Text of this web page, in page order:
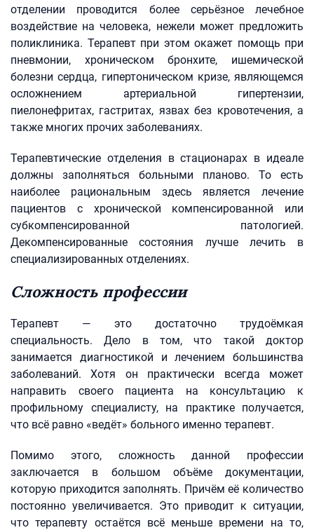
отделении проводится более серьёзное лечебное
воздействие на человека, нежели может предложить
поликлиника. Терапевт при этом окажет помощь при
пневмонии, хроническом бронхите, ишемической
болезни сердца, гипертоническом кризе, являющемся
осложнением артериальной гипертензии,
пиелонефритах, гастритах, язвах без кровотечения, а
также многих прочих заболеваниях.
Терапевтические отделения в стационарах в идеале
должны заполняться больными планово. То есть
наиболее рациональным здесь является лечение
пациентов с хронической компенсированной или
субкомпенсированной патологией.
Декомпенсированные состояния лучше лечить в
специализированных отделениях.
Сложность профессии
Терапевт — это достаточно трудоёмкая
специальность. Дело в том, что такой доктор
занимается диагностикой и лечением большинства
заболеваний. Хотя он практически всегда может
направить своего пациента на консультацию к
профильному специалисту, на практике получается,
что всё равно «ведёт» больного именно терапевт.
Помимо этого, сложность данной профессии
заключается в большом объёме документации,
которую приходится заполнять. Причём её количество
постоянно увеличивается. Это приводит к ситуации,
что терапевту остаётся всё меньше времени на то,